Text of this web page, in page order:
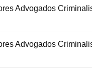
Advogados
Advogados